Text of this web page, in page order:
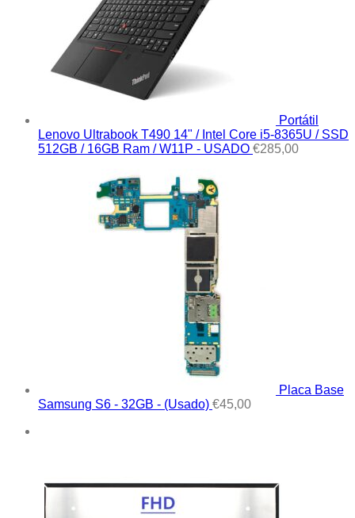
Portátil
Lenovo Ultrabook T490 14" / Intel Core i5-8365U / SSD
512GB / 16GB Ram / W11P - USADO €285,00
Placa Base
Samsung S6 - 32GB - (Usado) €45,00